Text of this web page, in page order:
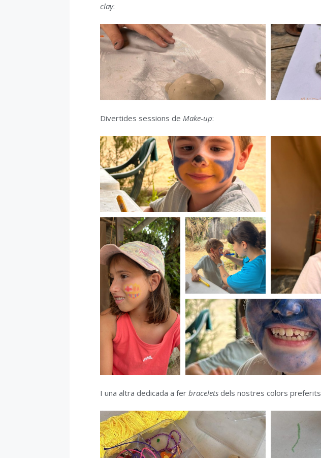
clay:
Divertides sessions de Make-up:
I una altra dedicada a fer bracelets dels nostres colors